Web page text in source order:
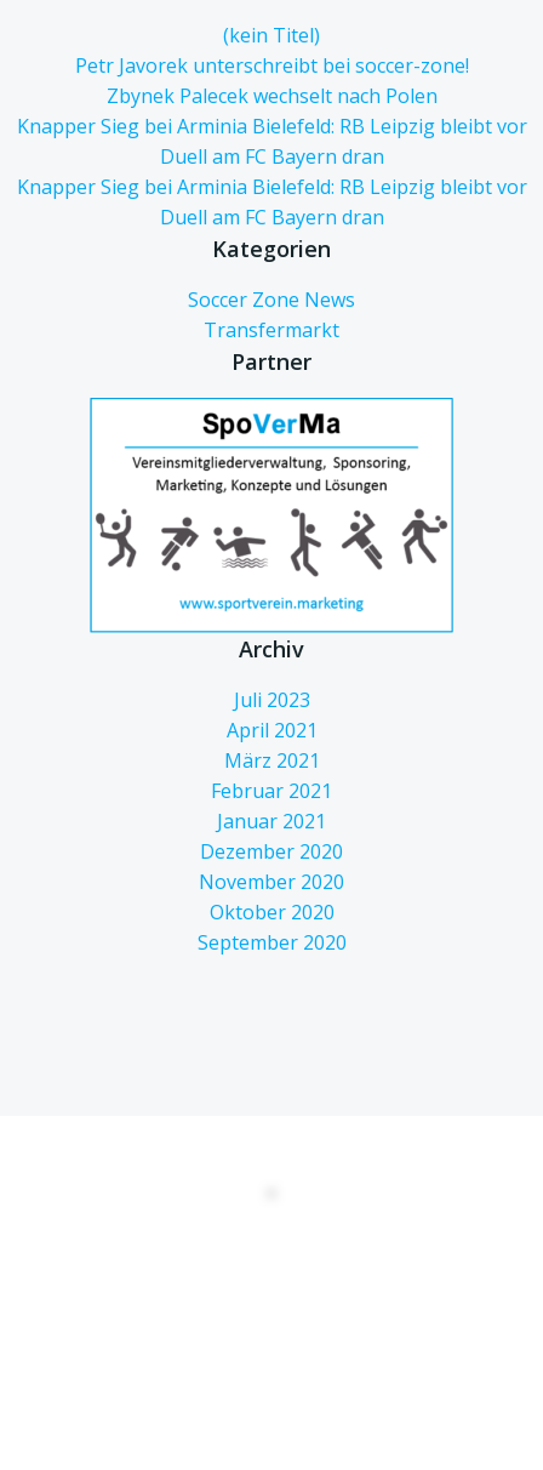
(kein Titel)
Petr Javorek unterschreibt bei soccer-zone!
Zbynek Palecek wechselt nach Polen
Knapper Sieg bei Arminia Bielefeld: RB Leipzig bleibt vor
Duell am FC Bayern dran
Knapper Sieg bei Arminia Bielefeld: RB Leipzig bleibt vor
Duell am FC Bayern dran
Kategorien
Soccer Zone News
Transfermarkt
Partner
Archiv
Juli 2023
April 2021
März 2021
Februar 2021
Januar 2021
Dezember 2020
November 2020
Oktober 2020
September 2020